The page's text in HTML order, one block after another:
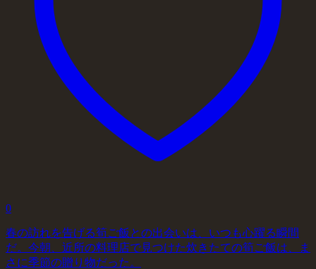
0
春の訪れを告げる筍ご飯との出会いは、いつも心躍る瞬間
だ。今朝、近所の料理店で見つけた炊きたての筍ご飯は、ま
さに季節の贈り物だった。